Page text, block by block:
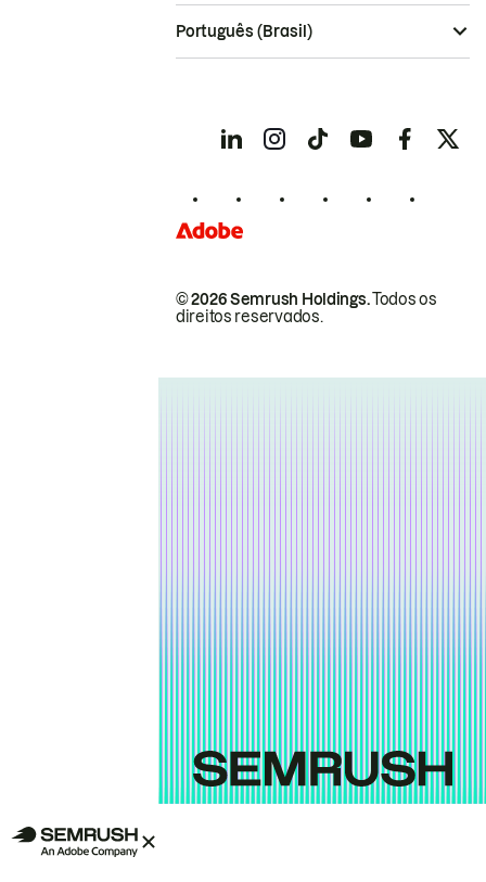
© 2026 Semrush Holdings.Todos os
direitos reservados.
Português (Brasil)